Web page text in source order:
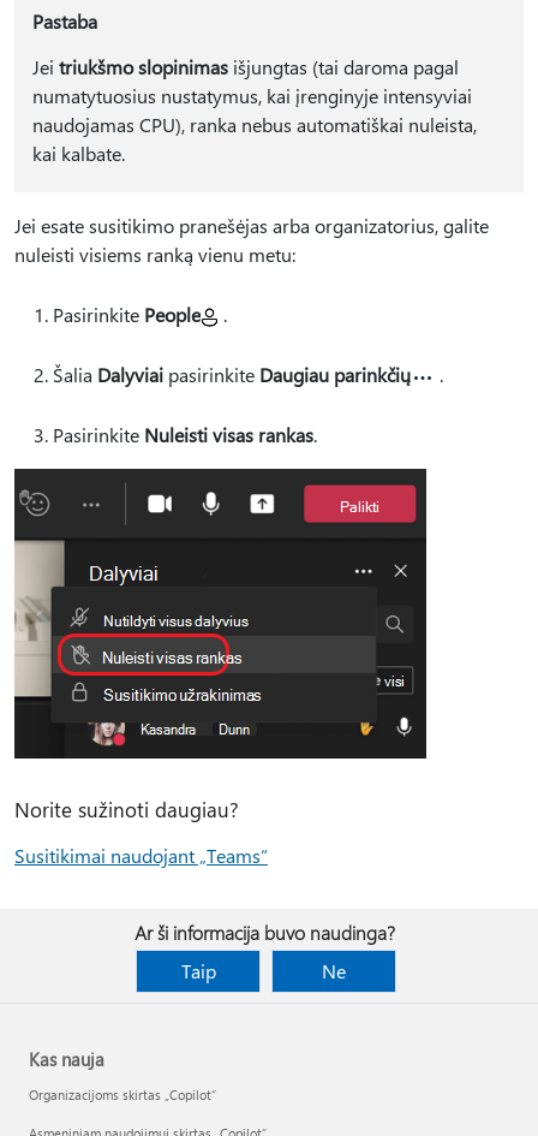
Pastaba
Jei triukšmo slopinimasišjungtas (tai daroma pagal
numatytuosius nustatymus, kai įrenginyje intensyviai
naudojamas CPU), ranka nebus automatiškai nuleista,
kai kalbate.
Jei esate susitikimo pranešėjas arba organizatorius, galite
nuleisti visiems ranką vienu metu:
Pasirinkite People .
Šalia Dalyviai pasirinkite Daugiau parinkčių .
Pasirinkite Nuleisti visas rankas.
Norite sužinoti daugiau?
Susitikimai naudojant „Teams“
Ar ši informacija buvo naudinga?
Taip
Ne
Kas nauja
Organizacijoms skirtas „Copilot“